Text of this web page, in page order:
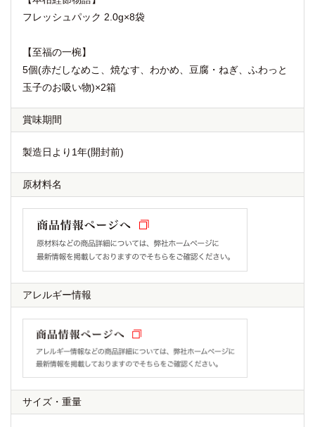
フレッシュパック 2.0g×8袋
【至福の一椀】
5個(赤だしなめこ、焼なす、わかめ、豆腐・ねぎ、ふわっと
玉子のお吸い物)×2箱
賞味期間
製造日より1年(開封前)
原材料名
アレルギー情報
サイズ・重量